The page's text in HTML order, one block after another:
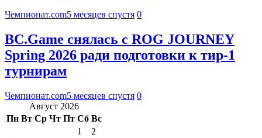
Чемпионат.com5 месяцев спустя 0
BC.Game снялась с ROG JOURNEY
Spring 2026 ради подготовки к тир-1
турнирам
Чемпионат.com5 месяцев спустя 0
Август 2026
Пн Вт Ср Чт Пт Сб Вс
1
2